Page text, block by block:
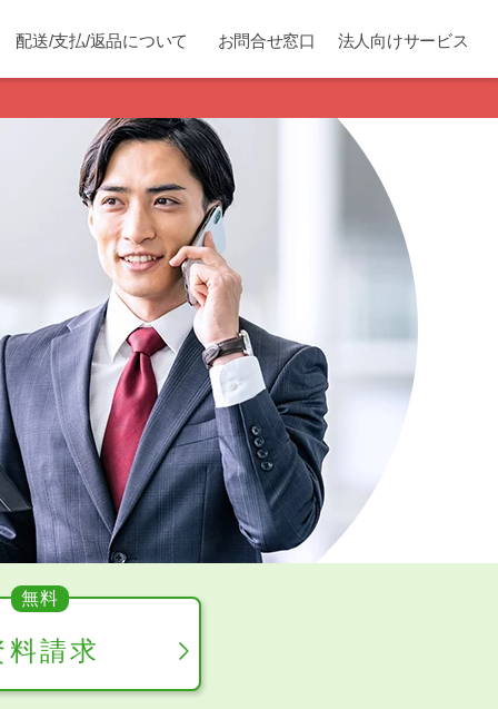
配送/支払/返品について お問合せ窓口 法人向けサービス
料請求